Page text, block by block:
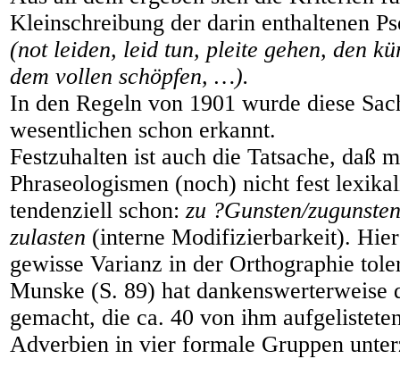
Kleinschreibung der darin enthaltenen
(not leiden, leid tun, pleite gehen, den
dem vollen schöpfen, …).
In den Regeln von 1901 wurde diese
wesentlichen schon erkannt.
Festzuhalten ist auch die Tatsache, daß
Phraseologismen (noch) nicht fest
tendenziell schon:zu ?Gunsten/
zulasten (interne Modifizierbarkeit).
gewisse Varianz in der Orthographie
Munske (S. 89) hat dankenswerterweise
gemacht, die ca. 40 von ihm
Adverbien in vier formale Gruppen